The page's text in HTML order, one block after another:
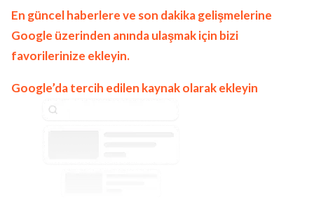
En güncel haberlere ve son dakika gelişmelerine
Google üzerinden anında ulaşmak için bizi
favorilerinize ekleyin.
Google’da tercih edilen kaynak olarak ekleyin